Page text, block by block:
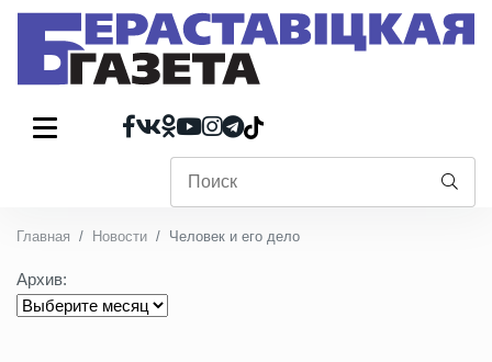
Главная Новости Человек и его дело
Архив: